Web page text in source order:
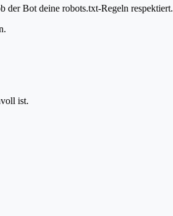
Bot deine robots.txt-Regeln respektiert.
ist.